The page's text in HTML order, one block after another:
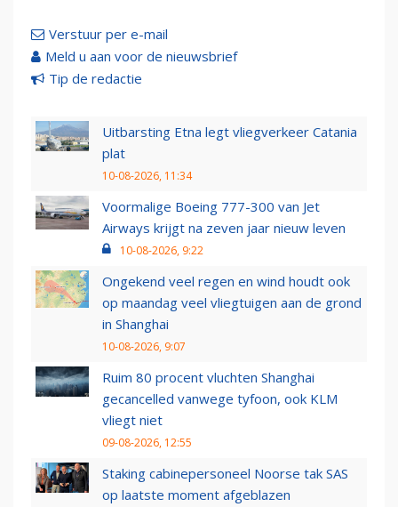
Verstuur per e-mail
Meld u aan voor de nieuwsbrief
Tip de redactie
Uitbarsting Etna legt vliegverkeer Catania
plat
10-08-2026, 11:34
Voormalige Boeing 777-300 van Jet
Airways krijgt na zeven jaar nieuw leven
10-08-2026, 9:22
Ongekend veel regen en wind houdt ook
op maandag veel vliegtuigen aan de grond
in Shanghai
10-08-2026, 9:07
Ruim 80 procent vluchten Shanghai
gecancelled vanwege tyfoon, ook KLM
vliegt niet
09-08-2026, 12:55
Staking cabinepersoneel Noorse tak SAS
op laatste moment afgeblazen